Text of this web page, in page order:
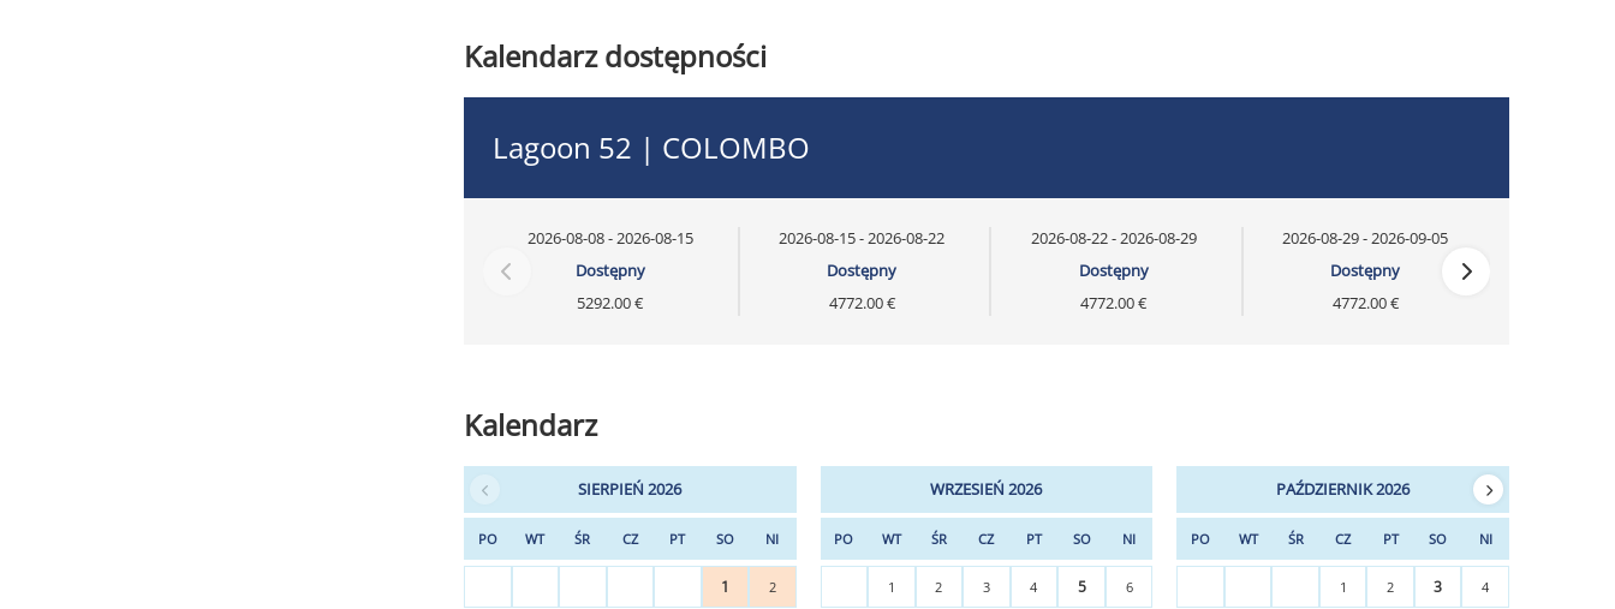
Kalendarz dostępności
Lagoon 52 | COLOMBO
2026-08-08 - 2026-08-15
Dostępny
5292.00 €
2026-08-15 - 2026-08-22
Dostępny
4772.00 €
2026-08-22 - 2026-08-29
Dostępny
4772.00 €
2026-08-29 - 2026-09-05
Dostępny
4772.00 €
Kalendarz
SIERPIEŃ 2026
PO WT ŚR CZ PT SO NI
1 2
WRZESIEŃ 2026
PO WT ŚR CZ PT SO NI
1 2 3 4 5 6
PAŹDZIERNIK 2026
PO WT ŚR CZ PT SO NI
1 2 3 4